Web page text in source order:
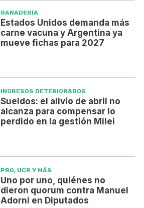
GANADERÍA
Estados Unidos demanda más
carne vacuna y Argentina ya
mueve fichas para 2027
INGRESOS DETERIORADOS
Sueldos: el alivio de abril no
alcanza para compensar lo
perdido en la gestión Milei
PRO, UCR Y MÁS
Uno por uno, quiénes no
dieron quorum contra Manuel
Adorni en Diputados